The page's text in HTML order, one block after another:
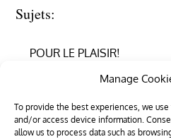
Manage
To provide the best experiences, we
and/or access device information.
allow us to process data such as
Sujets:
POUR LE PLAISIR!
REPRENDRE CONFIANCE
RÉUSSIR EN PHYSIQUE